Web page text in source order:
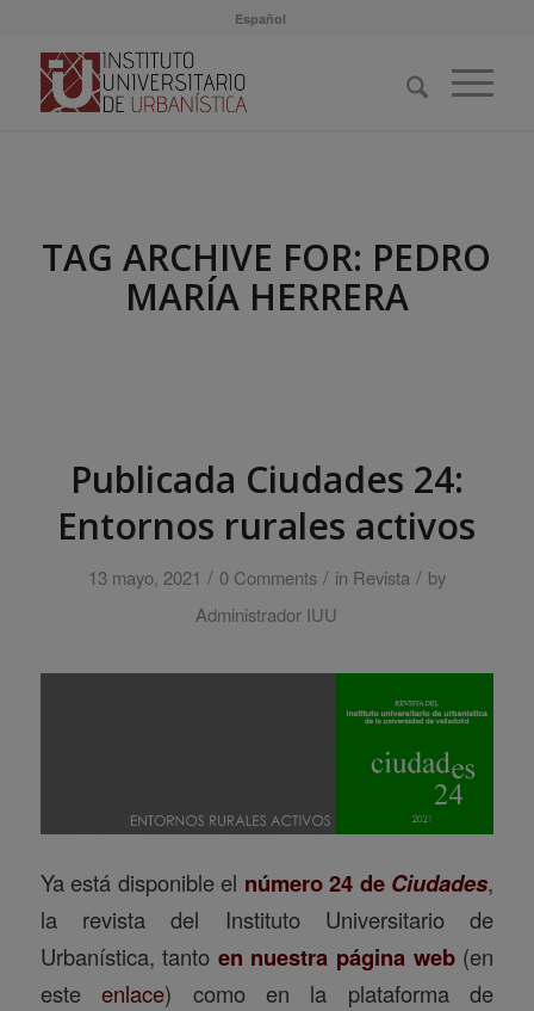
Español
TAG ARCHIVE FOR: PEDRO
MARÍA HERRERA
Publicada Ciudades 24:
Entornos rurales activos
13 mayo, 2021 / 0 Comments / in Revista / by
Administrador IUU
Ya está disponible el número 24 de Ciudades,
la revista del Instituto Universitario de
Urbanística, tanto en nuestra página web(en
esteenlace) como en la plataforma de